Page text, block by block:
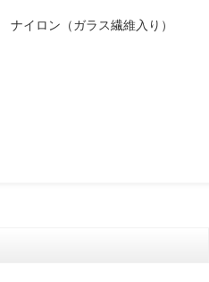
イロン（ガラス繊維入り）